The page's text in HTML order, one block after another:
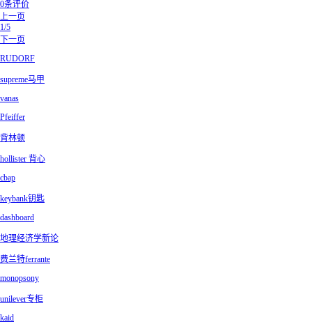
0条评价
上一页
1/5
下一页
RUDORF
supreme马甲
vanas
Pfeiffer
背林顿
hollister 背心
cbap
keybank钥匙
dashboard
地理经济学新论
费兰特ferrante
monopsony
unilever专柜
kaid